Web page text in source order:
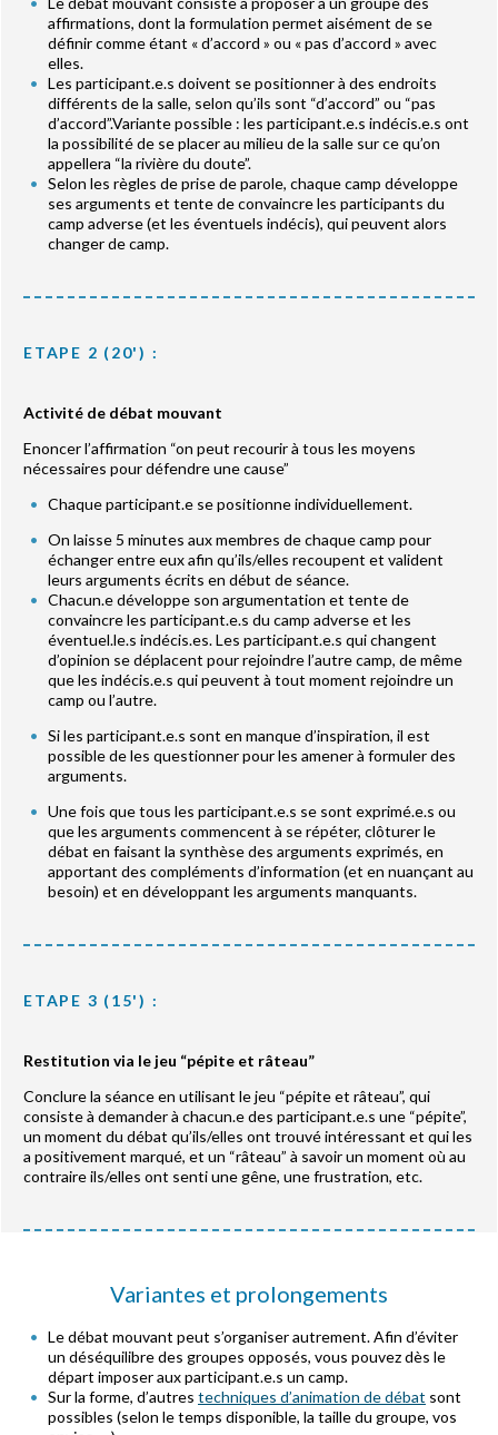
affirmations, dont la formulation permet aisément de se
définir comme étant « d’accord » ou « pas d’accord » avec
elles.
Les participant.e.s doivent se positionner à des endroits
différents de la salle, selon qu’ils sont “d’accord” ou “pas
d’accord”.Variante possible : les participant.e.s indécis.e.s ont
la possibilité de se placer au milieu de la salle sur ce qu’on
appellera “la rivière du doute”.
Selon les règles de prise de parole, chaque camp développe
ses arguments et tente de convaincre les participants du
camp adverse (et les éventuels indécis), qui peuvent alors
changer de camp.
ETAPE 2 (20') :
Activité de débat mouvant
Enoncer l’affirmation “on peut recourir à tous les moyens
nécessaires pour défendre une cause”
Chaque participant.e se positionne individuellement.
On laisse 5 minutes aux membres de chaque camp pour
échanger entre eux afin qu’ils/elles recoupent et valident
leurs arguments écrits en début de séance.
Chacun.e développe son argumentation et tente de
convaincre les participant.e.s du camp adverse et les
éventuel.le.s indécis.es. Les participant.e.s qui changent
d’opinion se déplacent pour rejoindre l’autre camp, de même
que les indécis.e.s qui peuvent à tout moment rejoindre un
camp ou l’autre.
Si les participant.e.s sont en manque d’inspiration, il est
possible de les questionner pour les amener à formuler des
arguments.
Une fois que tous les participant.e.s se sont exprimé.e.s ou
que les arguments commencent à se répéter, clôturer le
débat en faisant la synthèse des arguments exprimés, en
apportant des compléments d’information (et en nuançant au
besoin) et en développant les arguments manquants.
ETAPE 3 (15') :
Restitution via le jeu “pépite et râteau”
Conclure la séance en utilisant le jeu “pépite et râteau”, qui
consiste à demander à chacun.e des participant.e.s une “pépite”,
un moment du débat qu’ils/elles ont trouvé intéressant et qui les
a positivement marqué, et un “râteau” à savoir un moment où au
contraire ils/elles ont senti une gêne, une frustration, etc.
Variantes et prolongements
Le débat mouvant peut s’organiser autrement. Afin d’éviter
un déséquilibre des groupes opposés, vous pouvez dès le
départ imposer aux participant.e.s un camp.
Sur la forme, d’autres techniques d’animation de débat sont
possibles (selon le temps disponible, la taille du groupe, vos